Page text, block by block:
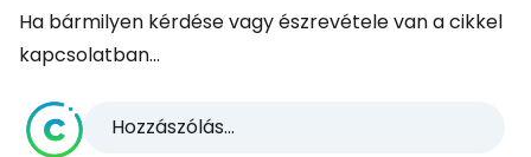
Ha bármilyen kérdése vagy észrevétele van a cikkel
kapcsolatban...
Hozzászólás...